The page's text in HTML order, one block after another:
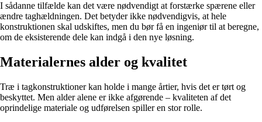
I sådanne tilfælde kan det være nødvendigt at forstærke spærene eller
ændre taghældningen. Det betyder ikke nødvendigvis, at hele
konstruktionen skal udskiftes, men du bør få en ingeniør til at beregne,
om de eksisterende dele kan indgå i den nye løsning.
Materialernes alder og kvalitet
Træ i tagkonstruktioner kan holde i mange årtier, hvis det er tørt og
beskyttet. Men alder alene er ikke afgørende – kvaliteten af det
oprindelige materiale og udførelsen spiller en stor rolle.